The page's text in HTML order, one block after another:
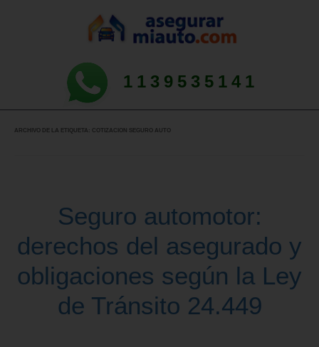
1139535141
ARCHIVO DE LA ETIQUETA: COTIZACION SEGURO AUTO
Seguro automotor:
derechos del asegurado y
obligaciones según la Ley
de Tránsito 24.449